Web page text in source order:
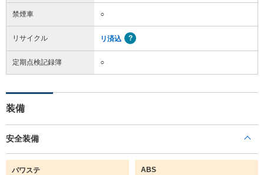
禁煙車 ○
リサイクル リ済込
定期点検記録簿 ○
装備
安全装備
パワステ ABS